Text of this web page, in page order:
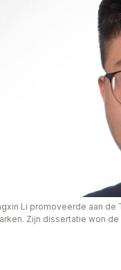
Li promoveerde aan
Zijn dissertatie won de